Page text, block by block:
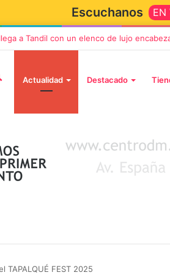
Escuchanos EN
llega a Tandil con un elenco de lujo
Actualidad Destacado
TAPALQUÉ FEST 2025
Vino y Adiós
elenco de